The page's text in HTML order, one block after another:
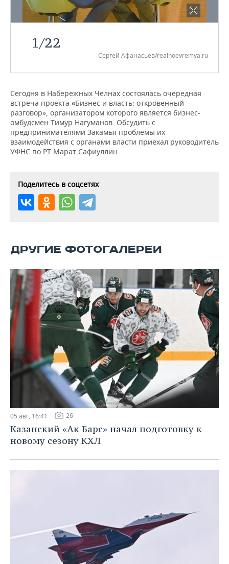
НЕФТЕХИМИЯ
ЭНЕРГЕТИКА
РОЗНИЧНАЯ ТОРГОВЛЯ
ТРАНСПОРТ
НОВОСТИ ТЕХНОЛОГИЙ
ТЕЛЕКОММУНИКАЦИИ
МЕРОПРИЯТИЯ
НОВОСТИ МЕРОПРИЯТИЙ
БИЗНЕС-БРАНЧИ
ONLINE-КОНФЕРЕНЦИИ
ОТКРЫТАЯ ЛЕКЦИЯ
СПОРТ
ФУТБОЛ
ХОККЕЙ
БАСКЕТБОЛ
КИБЕРСПОРТ
ФИГУРНОЕ КАТАНИЕ
ХОККЕЙ С МЯЧОМ
НОВОСТИ ОБЩЕСТВА
ВЛАСТЬ
ИНФРАСТРУКТУРА
КУЛЬТУРА
МЕДИЦИНА
ПРОИСШЕСТВИЯ
ФОТОГАЛЕРЕЯ
СЮЖЕТЫ
СПРАВОЧНИК
СПИСОК КОМПАНИЙ
1/22
Сергей Афанасьев/realnoevremya.ru
Сегодня в Набережных Челнах состоялась очередная
встреча проекта «Бизнес и власть: откровенный
разговор», организатором которого является бизнес-
омбудсмен Тимур Нагуманов. Обсудить с
предпринимателями Закамья проблемы их
взаимодействия с органами власти приехал руководитель
УФНС по РТ Марат Сафиуллин.
Поделитесь в соцсетях
ДРУГИЕ ФОТОГАЛЕРЕИ
05 авг, 16:41 26
Казанский «Ак Барс» начал подготовку к
новому сезону КХЛ